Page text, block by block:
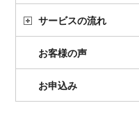
サービスの流れ
お客様の声
お申込み